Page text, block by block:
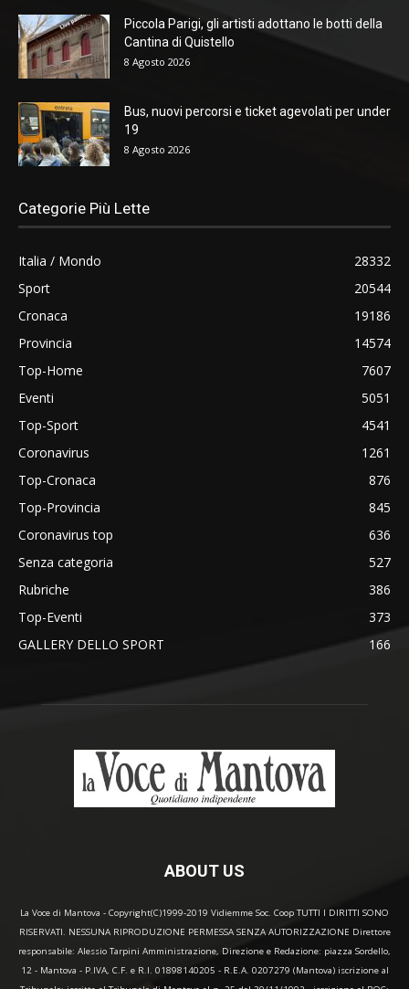
Piccola Parigi, gli artisti adottano le botti della
Cantina di Quistello
8 Agosto 2026
Bus, nuovi percorsi e ticket agevolati per under
19
8 Agosto 2026
Categorie Più Lette
Italia / Mondo
28332
Sport
20544
Cronaca
19186
Provincia
14574
Top-Home
7607
Eventi
5051
Top-Sport
4541
Coronavirus
1261
Top-Cronaca
876
Top-Provincia
845
Coronavirus top
636
Senza categoria
527
Rubriche
386
Top-Eventi
373
GALLERY DELLO SPORT
166
ABOUT US
La Voce di Mantova - Copyright(C)1999-2019 Vidiemme Soc. Coop TUTTI I DIRITTI SONO
RISERVATI. NESSUNA RIPRODUZIONE PERMESSA SENZA AUTORIZZAZIONE Direttore
responsabile: Alessio Tarpini Amministrazione, Direzione e Redazione: piazza Sordello,
12 - Mantova - P.IVA, C.F. e R.I. 01898140205 - R.E.A. 0207279 (Mantova) iscrizione al